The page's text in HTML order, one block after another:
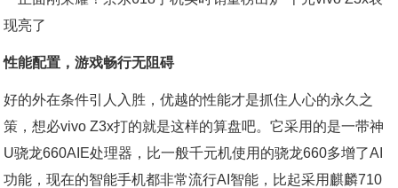
性能配置，游戏畅行无阻碍
好的外在条件引人入胜，优越的性能才是抓住人心的永久之
策，想必vivo Z3x打的就是这样的算盘吧。它采用的是一带神
U骁龙660AIE处理器，比一般千元机使用的骁龙660多增了AI
功能，现在的智能手机都非常流行AI智能，比起采用麒麟710